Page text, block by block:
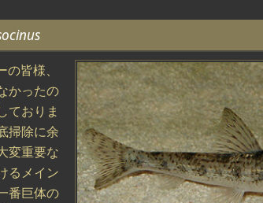
皆様、
かったの
ておりま
掃除に余
変重要な
るメイン
番巨体の